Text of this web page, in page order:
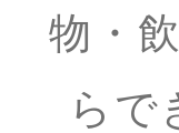
物・
らで